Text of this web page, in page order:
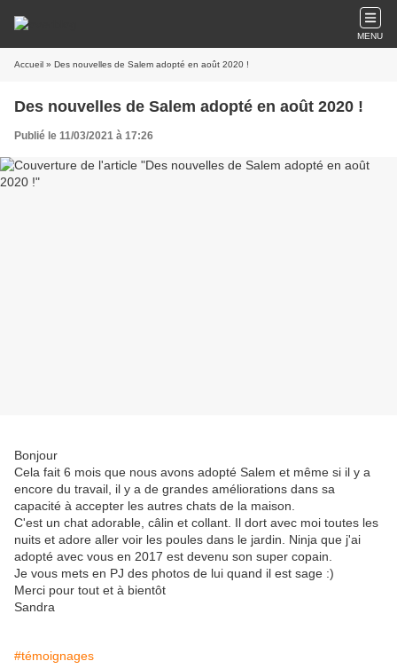
MENU
Accueil » Des nouvelles de Salem adopté en août 2020 !
Des nouvelles de Salem adopté en août 2020 !
Publié le 11/03/2021 à 17:26
Bonjour
Cela fait 6 mois que nous avons adopté Salem et même si il y a
encore du travail, il y a de grandes améliorations dans sa
capacité à accepter les autres chats de la maison.
C'est un chat adorable, câlin et collant. Il dort avec moi toutes les
nuits et adore aller voir les poules dans le jardin. Ninja que j'ai
adopté avec vous en 2017 est devenu son super copain.
Je vous mets en PJ des photos de lui quand il est sage :)
Merci pour tout et à bientôt
Sandra
#témoignages